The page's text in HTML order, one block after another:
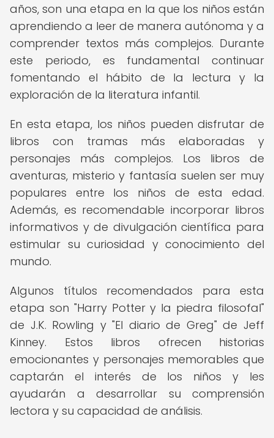
años, son una etapa en la que los niños están
aprendiendo a leer de manera autónoma y a
comprender textos más complejos. Durante
este periodo, es fundamental continuar
fomentando el hábito de la lectura y la
exploración de la literatura infantil.
En esta etapa, los niños pueden disfrutar de
libros con tramas más elaboradas y
personajes más complejos. Los libros de
aventuras, misterio y fantasía suelen ser muy
populares entre los niños de esta edad.
Además, es recomendable incorporar libros
informativos y de divulgación científica para
estimular su curiosidad y conocimiento del
mundo.
Algunos títulos recomendados para esta
etapa son "Harry Potter y la piedra filosofal"
de J.K. Rowling y "El diario de Greg" de Jeff
Kinney. Estos libros ofrecen historias
emocionantes y personajes memorables que
captarán el interés de los niños y les
ayudarán a desarrollar su comprensión
lectora y su capacidad de análisis.